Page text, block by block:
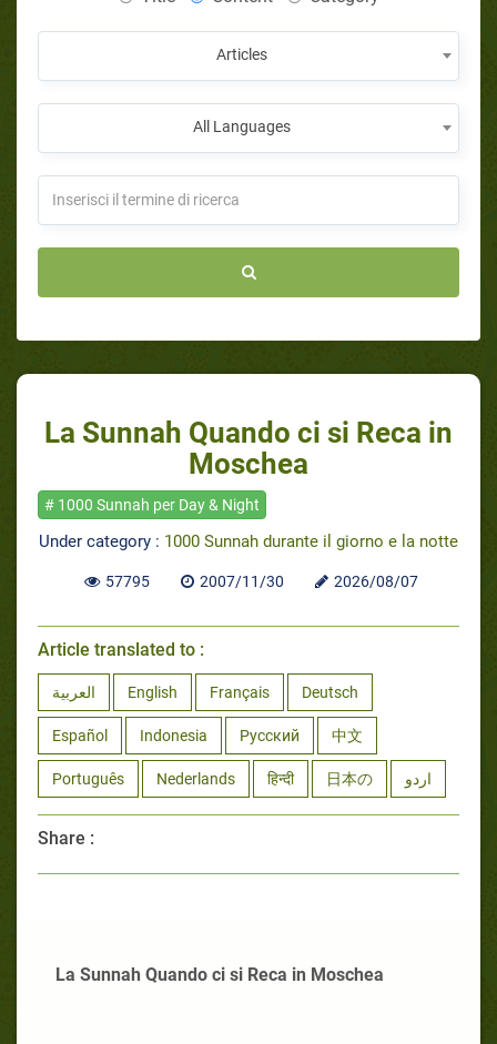
Articles
All Languages
La Sunnah Quando ci si Reca in
Moschea
# 1000 Sunnah per Day & Night
Under category : 1000 Sunnah durante il giorno e la notte
57795 2007/11/30 2026/08/07
Article translated to :
العربية English Français Deutsch
Español Indonesia Русский 中文
Português Nederlands हिन्दी 日本の اردو
Share :
La Sunnah Quando ci si Reca in Moschea